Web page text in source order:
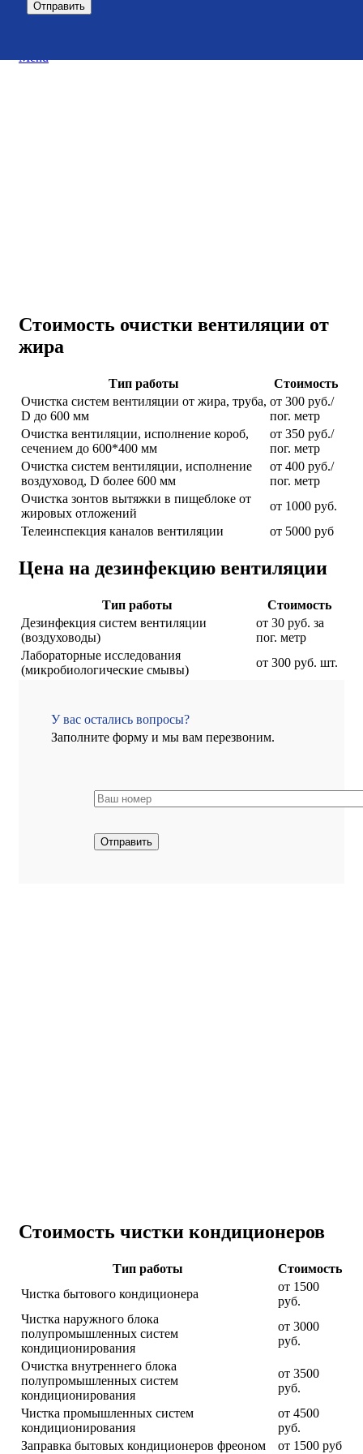
Menu
Стоимость очистки вентиляции от
жира
Тип работы
Стоимость
Очистка систем вентиляции от жира, труба,
D до 600 мм
от 300 руб./
пог. метр
Очистка вентиляции, исполнение короб,
сечением до 600*400 мм
от 350 руб./
пог. метр
Очистка систем вентиляции, исполнение
воздуховод, D более 600 мм
от 400 руб./
пог. метр
Очистка зонтов вытяжки в пищеблоке от
жировых отложений
от 1000 руб.
Телеинспекция каналов вентиляции
от 5000 руб
Цена на дезинфекцию вентиляции
Тип работы
Стоимость
Дезинфекция систем вентиляции
(воздуховоды)
от 30 руб. за
пог. метр
Лабораторные исследования
(микробиологические смывы)
от 300 руб. шт.
У вас остались вопросы?
Заполните форму и мы вам перезвоним.
Стоимость чистки кондиционеров
Тип работы
Стоимость
Чистка бытового кондиционера
от 1500
руб.
Чистка наружного блока
полупромышленных систем
кондиционирования
от 3000
руб.
Очистка внутреннего блока
полупромышленных систем
кондиционирования
от 3500
руб.
Чистка промышленных систем
кондиционирования
от 4500
руб.
Заправка бытовых кондиционеров фреоном
от 1500 руб